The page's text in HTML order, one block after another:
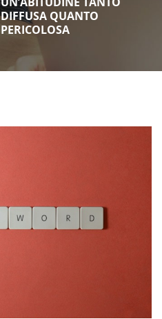
DIFFUSA QUANTO
PERICOLOSA